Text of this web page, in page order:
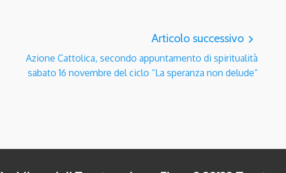
Articolo successivo navigate_next
Azione Cattolica, secondo appuntamento di spiritualità
sabato 16 novembre del ciclo “La speranza non delude”